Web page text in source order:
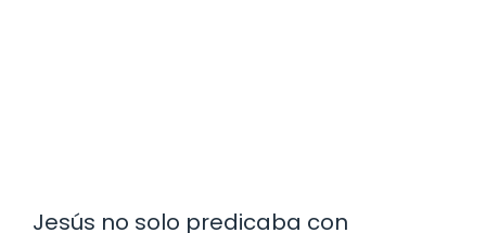
Jesús no solo predicaba con